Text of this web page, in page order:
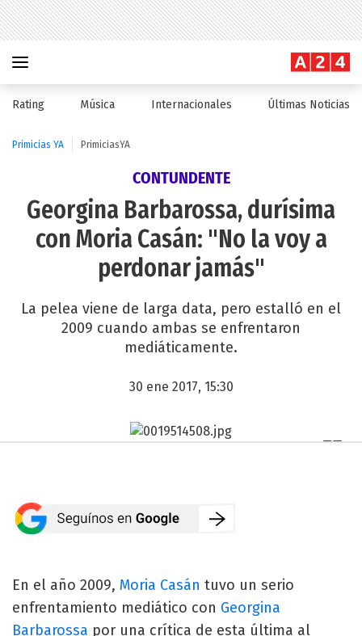
Rating Música Internacionales Últimas Noticias
Primicias YA PrimiciasYA
CONTUNDENTE
Georgina Barbarossa, durísima
con Moria Casán: "No la voy a
perdonar jamás"
La pelea viene de larga data, pero estalló en el
2009 cuando ambas se enfrentaron
mediáticamente.
30 ene 2017, 15:30
En el año 2009, Moria Casán tuvo un serio
enfrentamiento mediático con Georgina
Barbarossa por una crítica de esta última al